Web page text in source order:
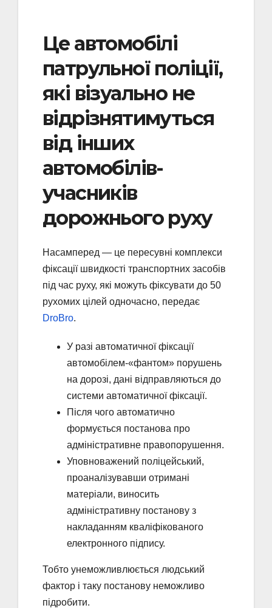
Це автомобілі
патрульної поліції,
які візуально не
відрізнятимуться
від інших
автомобілів-
учасників
дорожнього руху
Насамперед — це пересувні комплекси
фіксації швидкості транспортних засобів
під час руху, які можуть фіксувати до 50
рухомих цілей одночасно, передає
DroBro.
У разі автоматичної фіксації
автомобілем-«фантом» порушень
на дорозі, дані відправляються до
системи автоматичної фіксації.
Після чого автоматично
формується постанова про
адміністративне правопорушення.
Уповноважений поліцейський,
проаналізувавши отримані
матеріали, виносить
адміністративну постанову з
накладанням кваліфікованого
електронного підпису.
Тобто унеможливлюється людський
фактор і таку постанову неможливо
підробити.